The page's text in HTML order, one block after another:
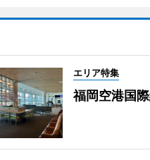
エリア特集
福岡空港国